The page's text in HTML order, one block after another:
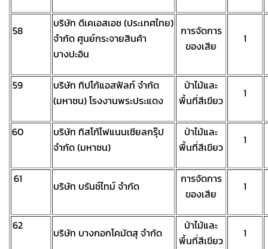
58
บริษัท ดีเคเอสเอช (ประเทศไทย)
จำกัด ศูนย์กระจายสินค้า
บางปะอิน
การจัดการ
ของเสีย
1
59
บริษัท ทิปโก้แอสฟัลท์ จำกัด
(มหาชน) โรงงานพระประแดง
ป่าไม้และ
พื้นที่สีเขียว
1
60
บริษัท ทิสโก้ไฟแนนเชียลกรุ๊ป
จำกัด (มหาชน)
ป่าไม้และ
พื้นที่สีเขียว
1
61
บริษัท บรันช์ไทม์ จำกัด
การจัดการ
ของเสีย
1
62
บริษัท บางกอกโคมัตสุ จำกัด
ป่าไม้และ
พื้นที่สีเขียว
1